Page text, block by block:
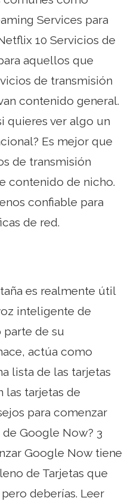
Services para
10 Servicios de
aquellos que
de transmisión
contenido general.
quieres ver algo un
Es mejor que
de transmisión
contenido de nicho.
confiable para
de red.
es realmente útil
inteligente de
de su
actúa como
lista de las tarjetas
las tarjetas de
para comenzar
de Google Now? 3
Google Now tiene
de Tarjetas que
deberías. Leer